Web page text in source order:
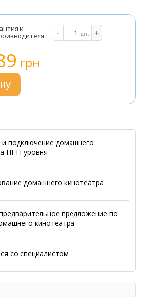
и
- +
шт.
грн
и подключение домашнего
HI-FI уровня
домашнего кинотеатра
предложение по
кинотеатра
со специалистом